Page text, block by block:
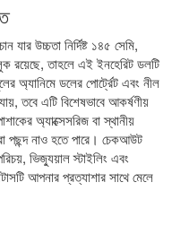
উচ্চতা নির্দিষ্ট ১৪৫ সেমি,
রয়েছে, তাহলে এই ইনহেরিট ডলটি
অ্যানিমে ডলের পোর্ট্রেট এবং নীল
তবে এটি বিশেষভাবে আকর্ষণীয়
অ্যাক্সেসরিজ বা স্থানীয়
পছন্দ নাও হতে পারে। চেকআউট
ভিজ্যুয়াল স্টাইলিং এবং
আপনার প্রত্যাশার সাথে মেলে